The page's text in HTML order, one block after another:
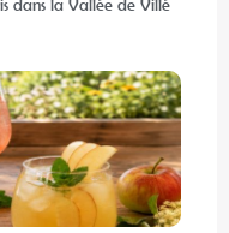
dans la Vallée de Villé